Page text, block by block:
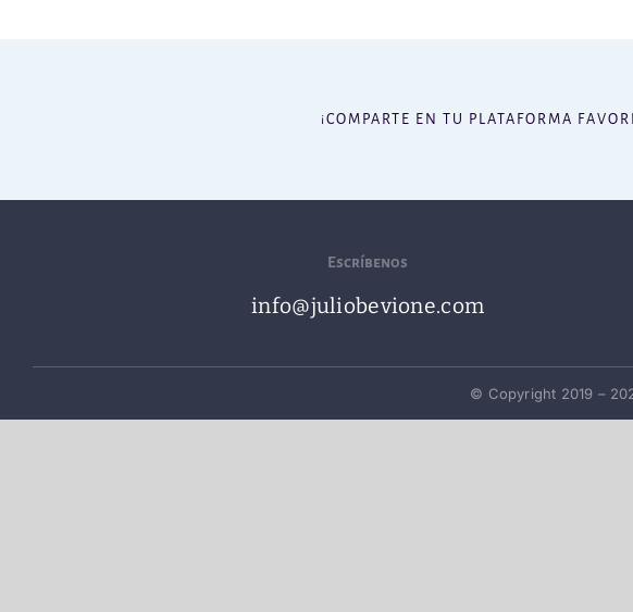
¡COMPARTE EN TU PLATAFORMA
Escríbenos
info@juliobevione.com
© Copyright 2019 –